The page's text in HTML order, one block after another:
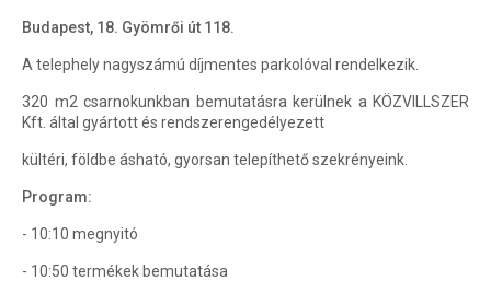
Budapest, 18. Gyömrői út 118.
A telephely nagyszámú díjmentes parkolóval rendelkezik.
320 m2 csarnokunkban bemutatásra kerülnek a KÖZVILLSZER
Kft. által gyártott és rendszerengedélyezett
kültéri, földbe ásható, gyorsan telepíthető szekrényeink.
Program:
- 10:10 megnyitó
- 10:50 termékek bemutatása